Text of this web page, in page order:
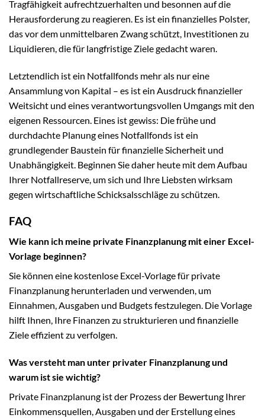
Tragfähigkeit aufrechtzuerhalten und besonnen auf die
Herausforderung zu reagieren. Es ist ein finanzielles Polster,
das vor dem unmittelbaren Zwang schützt, Investitionen zu
Liquidieren, die für langfristige Ziele gedacht waren.
Letztendlich ist ein Notfallfonds mehr als nur eine
Ansammlung von Kapital – es ist ein Ausdruck finanzieller
Weitsicht und eines verantwortungsvollen Umgangs mit den
eigenen Ressourcen. Eines ist gewiss: Die frühe und
durchdachte Planung eines Notfallfonds ist ein
grundlegender Baustein für finanzielle Sicherheit und
Unabhängigkeit. Beginnen Sie daher heute mit dem Aufbau
Ihrer Notfallreserve, um sich und Ihre Liebsten wirksam
gegen wirtschaftliche Schicksalsschläge zu schützen.
FAQ
Wie kann ich meine private Finanzplanung mit einer Excel-
Vorlage beginnen?
Sie können eine kostenlose Excel-Vorlage für private
Finanzplanung herunterladen und verwenden, um
Einnahmen, Ausgaben und Budgets festzulegen. Die Vorlage
hilft Ihnen, Ihre Finanzen zu strukturieren und finanzielle
Ziele effizient zu verfolgen.
Was versteht man unter privater Finanzplanung und
warum ist sie wichtig?
Private Finanzplanung ist der Prozess der Bewertung Ihrer
Einkommensquellen, Ausgaben und der Erstellung eines